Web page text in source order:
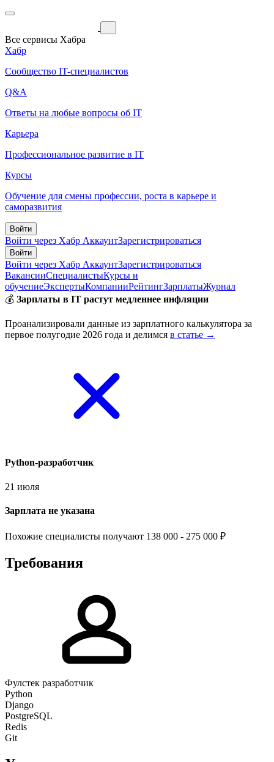
Все сервисы Хабра
Хабр
Сообщество IT-специалистов
Q&A
Ответы на любые вопросы об IT
Карьера
Профессиональное развитие в IT
Курсы
Обучение для смены профессии, роста в карьере и
саморазвития
Войти
Войти через Хабр АккаунтЗарегистрироваться
Войти
Войти через Хабр АккаунтЗарегистрироваться
ВакансииСпециалистыКурсы и
обучениеЭкспертыКомпанииРейтингЗарплатыЖурнал
💰 Зарплаты в IT растут медленнее инфляции
Проанализировали данные из зарплатного калькулятора за
первое полугодие 2026 года и делимся в статье →
Python-разработчик
21 июля
Зарплата не указана
Похожие специалисты получают 138 000 - 275 000 ₽
Требования
Фулстек разработчик
Python
Django
PostgreSQL
Redis
Git